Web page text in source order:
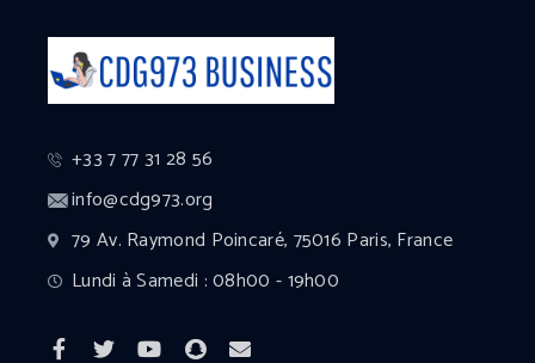
+33 7 77 31 28 56
info@cdg973.org
79 Av. Raymond Poincaré, 75016 Paris, France
Lundi à Samedi : 08h00 - 19h00